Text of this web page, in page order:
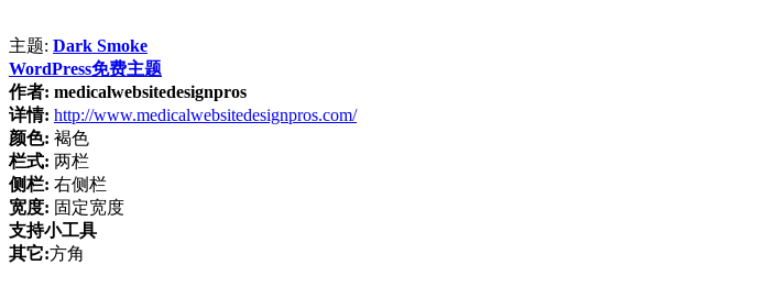
主题: Dark Smoke
WordPress免费主题
作者: medicalwebsitedesignpros
详情: http://www.medicalwebsitedesignpros.com/
颜色: 褐色
栏式: 两栏
侧栏: 右侧栏
宽度: 固定宽度
支持小工具
其它:方角